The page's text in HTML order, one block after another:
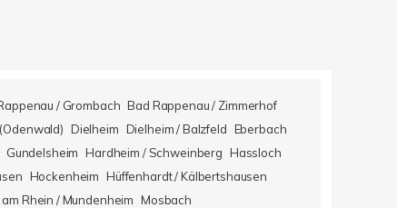
/ Grombach Bad Rappenau / Zimmerhof
Dielheim Dielheim / Balzfeld Eberbach
Gundelsheim Hardheim / Schweinberg Hassloch
Hockenheim Hüffenhardt / Kälbertshausen
Rhein / Mundenheim Mosbach